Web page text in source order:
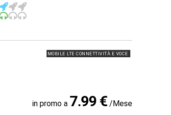
MOBILE LTE CONNETTIVITÀ E VOCE
in promo a 7.99 € /Mese